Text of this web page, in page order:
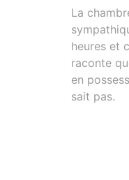
La
heures et
raconte
en
sait pas.